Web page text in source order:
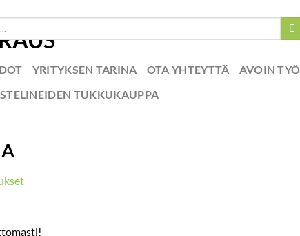
YRITYKSEN TARINA OTA YHTEYTTÄ
AVOIN
TUKKUKAUPPA